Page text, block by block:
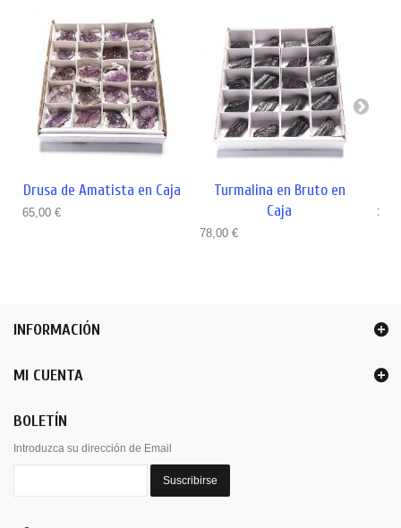
Drusa de Amatista en Caja
65,00 €
Turmalina en Bruto en
Caja
78,00 €
INFORMACIÓN
MI CUENTA
BOLETÍN
Introduzca su dirección de Email
Suscribirse